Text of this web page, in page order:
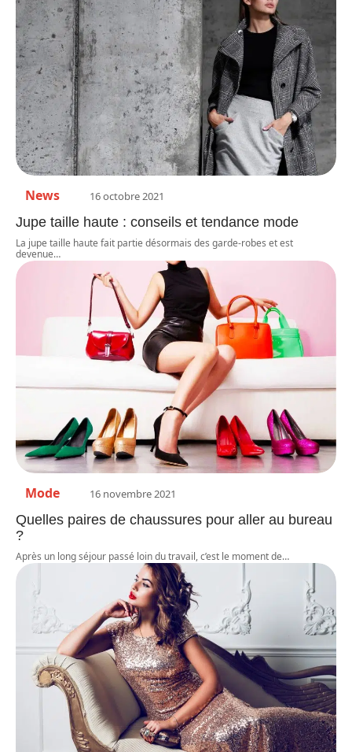
News 16 octobre 2021
Jupe taille haute : conseils et tendance mode
La jupe taille haute fait partie désormais des garde-robes et est
devenue…
Mode 16 novembre 2021
Quelles paires de chaussures pour aller au bureau
?
Après un long séjour passé loin du travail, c’est le moment de…